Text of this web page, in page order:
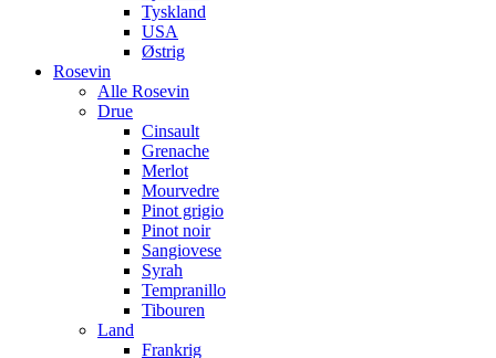
Tyskland
USA
Østrig
Rosevin
Alle Rosevin
Drue
Cinsault
Grenache
Merlot
Mourvedre
Pinot grigio
Pinot noir
Sangiovese
Syrah
Tempranillo
Tibouren
Land
Frankrig